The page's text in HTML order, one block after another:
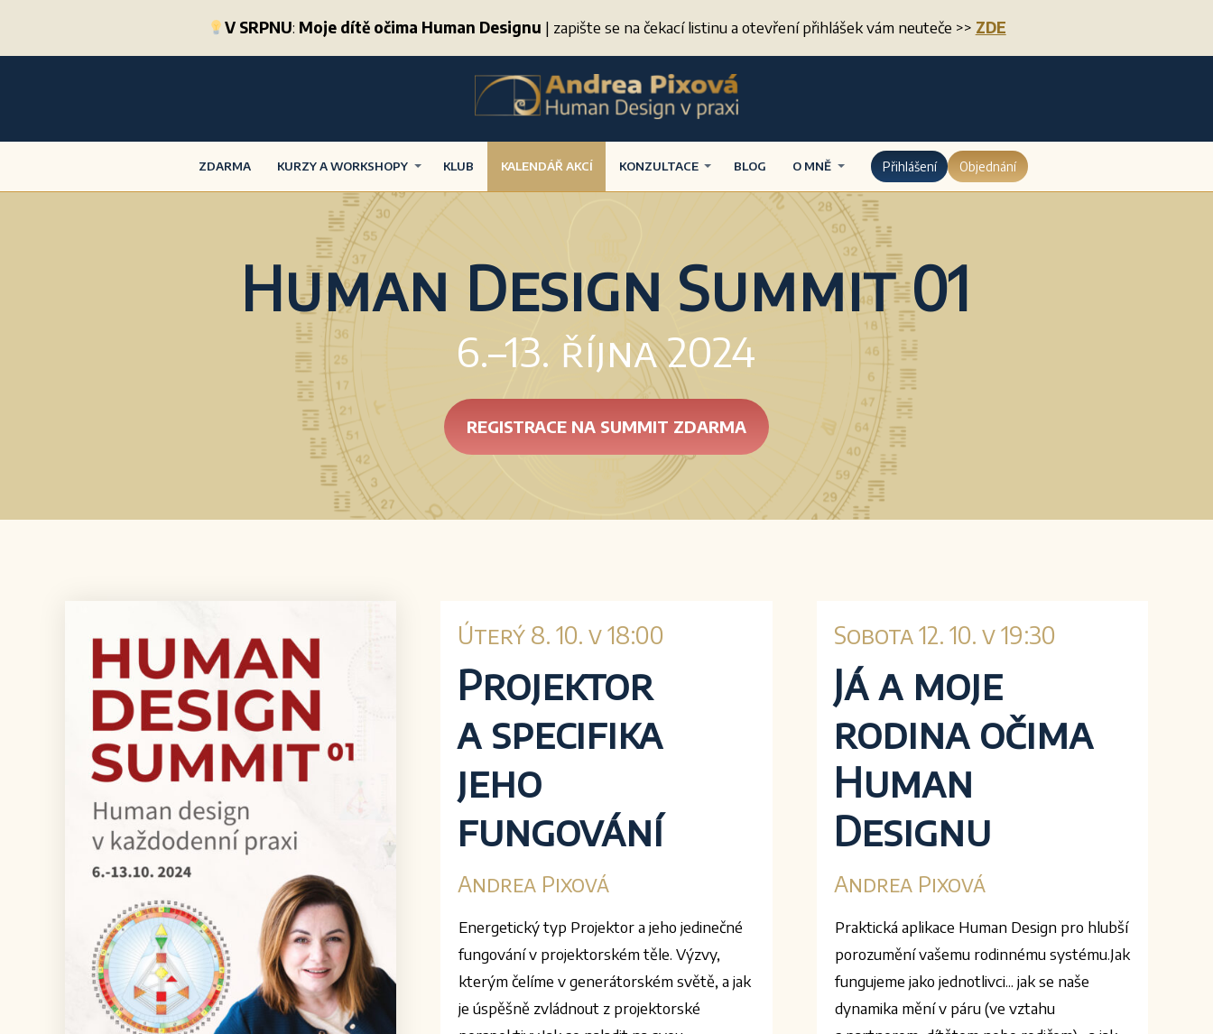
V SRPNU: Moje dítě očima Human Designu | zapište se na čekací listinu a otevření přihlášek vám neuteče >> ZDE
ZDARMA KURZY A WORKSHOPY KLUB KALENDÁŘ AKCÍ KONZULTACE BLOG O MNĚ Přihlášení Objednání
Human Design Summit 01
6.–13. října 2024
REGISTRACE NA SUMMIT ZDARMA
Úterý 8. 10. v 18:00
Projektor
a specifika
jeho
fungování
Andrea Pixová
Energetický typ Projektor a jeho jedinečné
fungování v projektorském těle. Výzvy,
kterým čelíme v generátorském světě, a jak
je úspěšně zvládnout z projektorské
Sobota 12. 10. v 19:30
Já a moje
rodina očima
Human
Designu
Andrea Pixová
Praktická aplikace Human Design pro hlubší
porozumění vašemu rodinnému systému.Jak
fungujeme jako jednotlivci... jak se naše
dynamika mění v páru (ve vztahu